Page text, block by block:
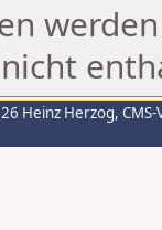
Heinz Herzog,